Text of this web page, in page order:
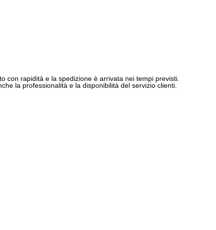
con rapidità e la spedizione è arrivata nei tempi previsti.
la professionalità e la disponibilità del servizio clienti.